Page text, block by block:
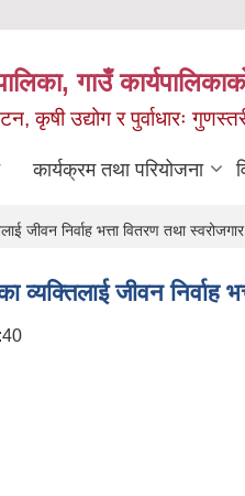
गाउँ
कृषी उद्योग र पुर्वाधारः
कार्यक्रम तथा परियोजना
जीवन निर्वाह भत्ता वितरण तथा
व्यक्तिलाई जीवन